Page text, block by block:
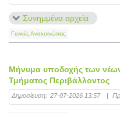
Συνημμένα αρχεία
Γενικές Ανακοινώσεις
Μήνυμα υποδοχής των
Τμήματος Περιβάλλοντος
Δημοσίευση: 27-07-2026 13:57